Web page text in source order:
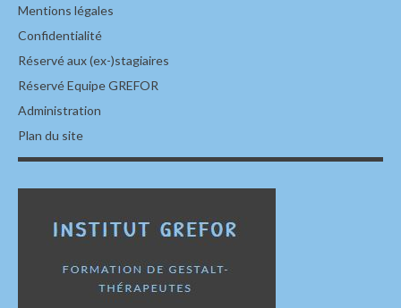
Mentions légales
Confidentialité
Réservé aux (ex-)stagiaires
Réservé Equipe GREFOR
Administration
Plan du site